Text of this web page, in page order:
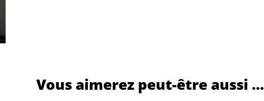
Vous aimerez peut-être aussi ...